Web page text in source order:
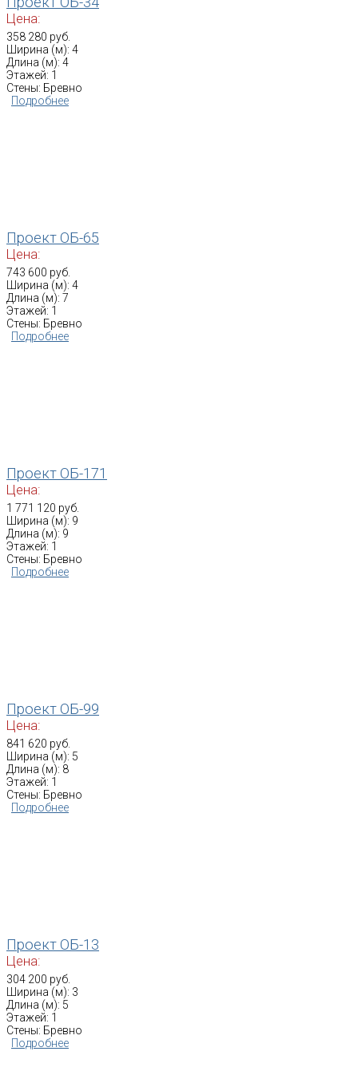
Цена:
358 280 руб.
Ширина (м): 4
Длина (м): 4
Этажей: 1
Стены: Бревно
Подробнее
Проект ОБ-65
Цена:
743 600 руб.
Ширина (м): 4
Длина (м): 7
Этажей: 1
Стены: Бревно
Подробнее
Проект ОБ-171
Цена:
1 771 120 руб.
Ширина (м): 9
Длина (м): 9
Этажей: 1
Стены: Бревно
Подробнее
Проект ОБ-99
Цена:
841 620 руб.
Ширина (м): 5
Длина (м): 8
Этажей: 1
Стены: Бревно
Подробнее
Проект ОБ-13
Цена:
304 200 руб.
Ширина (м): 3
Длина (м): 5
Этажей: 1
Стены: Бревно
Подробнее